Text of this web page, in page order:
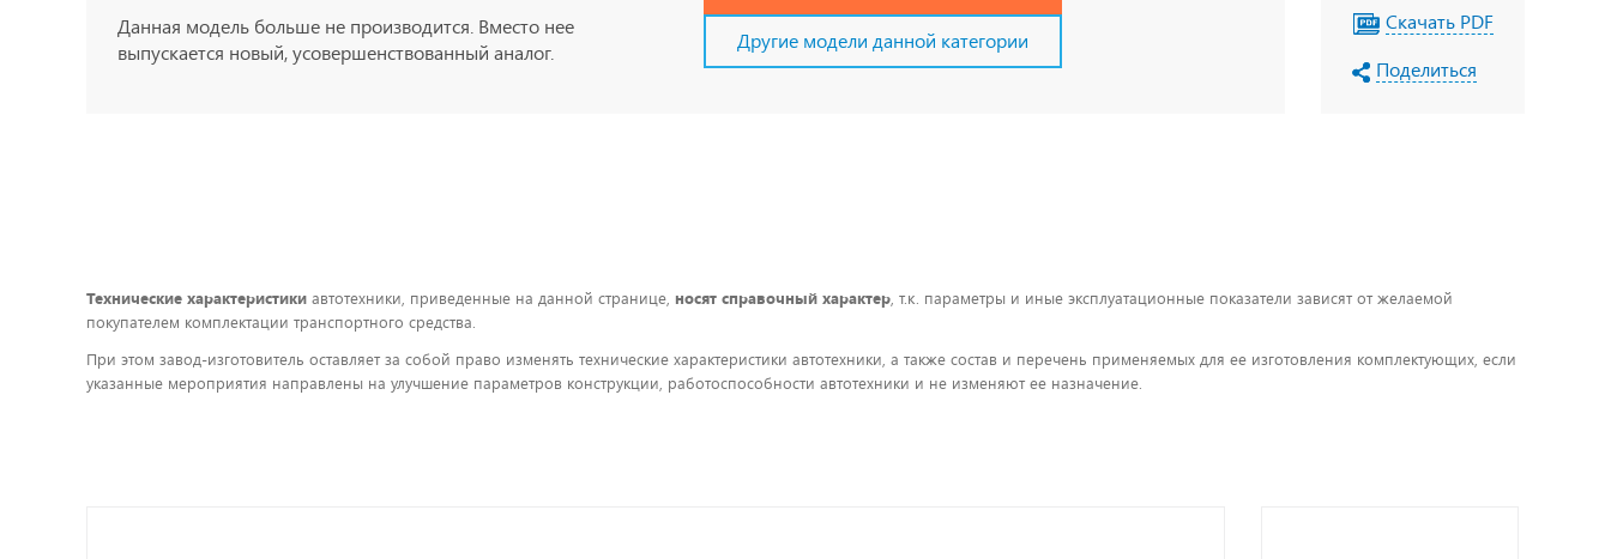
Данная модель больше не производится. Вместо нее
выпускается новый, усовершенствованный аналог.
Другие модели данной категории
Скачать PDF
Поделиться
Технические характеристики автотехники, приведенные на данной странице, носят справочный характер, т.к. параметры и иные эксплуатационные показатели зависят от желаемой
покупателем комплектации транспортного средства.
При этом завод-изготовитель оставляет за собой право изменять технические характеристики автотехники, а также состав и перечень применяемых для ее изготовления комплектующих, если
указанные мероприятия направлены на улучшение параметров конструкции, работоспособности автотехники и не изменяют ее назначение.